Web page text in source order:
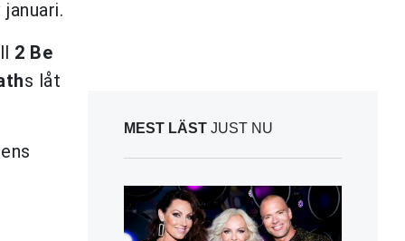
2 Be
s låt
MEST LÄST JUST NU